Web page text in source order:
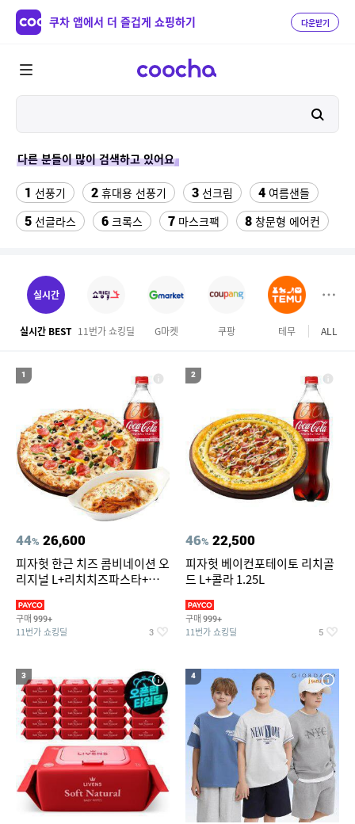
쿠차 앱에서 더 즐겁게 쇼핑하기 다운받기
다른 분들이 많이 검색하고 있어요
1 선풍기 2 휴대용 선풍기 3 선크림 4 여름샌들
5 선글라스 6 크록스 7 마스크팩 8 창문형 에어컨
11 스포티지r 타이어 235 55 18
13 롯데월드
16 S56UI0128 P4455 7162 태국 esim
구피 10마리
ALL
실시간
실시간 BEST 11번가 쇼킹딜 G마켓 쿠팡 테무 마이리
1
44% 26,600
피자헛 한근 치즈 콤비네이션 오
리지널 L+리치치즈파스타+콜
구매 999+
11번가 쇼킹딜 3
2
46% 22,500
피자헛 베이컨포테이토 리치골
드 L+콜라 1.25L
구매 999+
11번가 쇼킹딜 5
3 4